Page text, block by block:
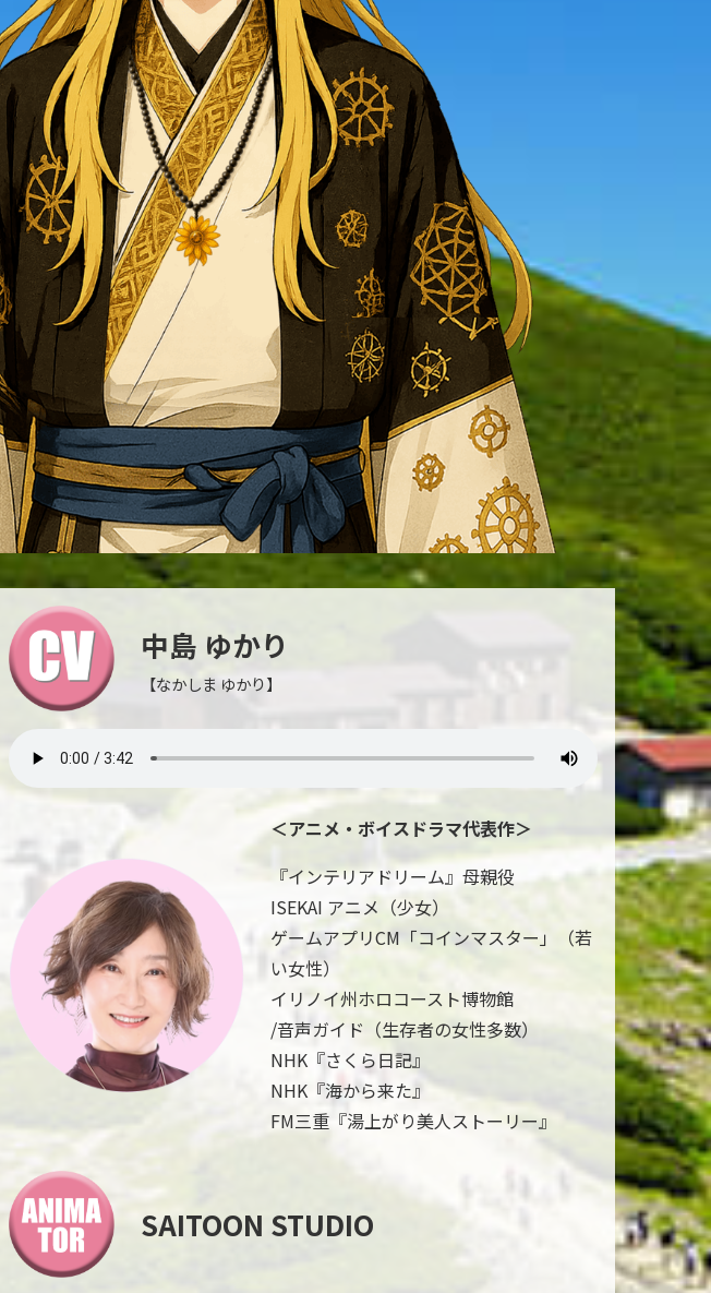
中島 ゆかり
【なかしま ゆかり】
＜アニメ・ボイスドラマ代表作＞
『インテリアドリーム』母親役
ISEKAI アニメ（少女）
ゲームアプリCM「コインマスター」（若
い女性）
イリノイ州ホロコースト博物館
/音声ガイド（生存者の女性多数）
NHK『さくら日記』
NHK『海から来た』
FM三重『湯上がり美人ストーリー』
SAITOON STUDIO